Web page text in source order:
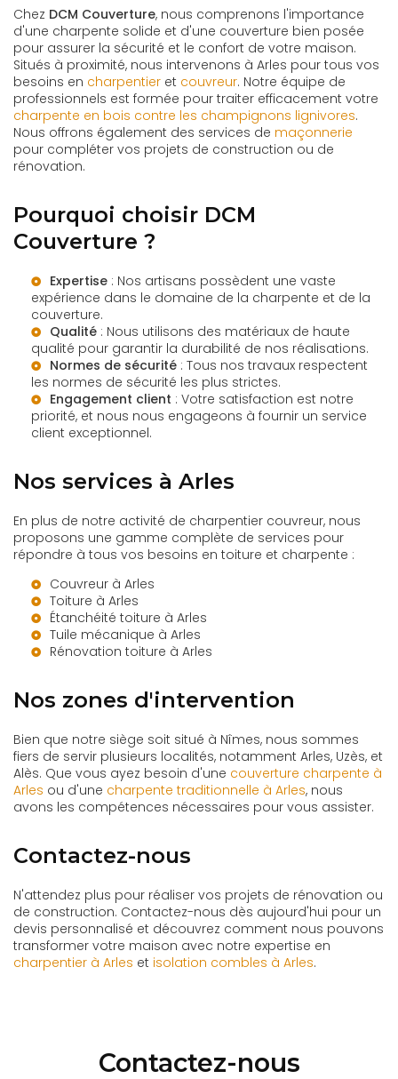
Chez DCM Couverture, nous comprenons l'importance
d'une charpente solide et d'une couverture bien posée
pour assurer la sécurité et le confort de votre maison.
Situés à proximité, nous intervenons à Arles pour tous vos
besoins en charpentier et couvreur. Notre équipe de
professionnels est formée pour traiter efficacement votre
charpente en bois contre les champignons lignivores.
Nous offrons également des services de maçonnerie
pour compléter vos projets de construction ou de
rénovation.
Pourquoi choisir DCM
Couverture ?
Expertise : Nos artisans possèdent une vaste
expérience dans le domaine de la charpente et de la
couverture.
Qualité : Nous utilisons des matériaux de haute
qualité pour garantir la durabilité de nos réalisations.
Normes de sécurité : Tous nos travaux respectent
les normes de sécurité les plus strictes.
Engagement client : Votre satisfaction est notre
priorité, et nous nous engageons à fournir un service
client exceptionnel.
Nos services à Arles
En plus de notre activité de charpentier couvreur, nous
proposons une gamme complète de services pour
répondre à tous vos besoins en toiture et charpente :
Couvreur à Arles
Toiture à Arles
Étanchéité toiture à Arles
Tuile mécanique à Arles
Rénovation toiture à Arles
Nos zones d'intervention
Bien que notre siège soit situé à Nîmes, nous sommes
fiers de servir plusieurs localités, notamment Arles, Uzès, et
Alès. Que vous ayez besoin d'une couverture charpente à
Arles ou d'une charpente traditionnelle à Arles, nous
avons les compétences nécessaires pour vous assister.
Contactez-nous
N'attendez plus pour réaliser vos projets de rénovation ou
de construction. Contactez-nous dès aujourd'hui pour un
devis personnalisé et découvrez comment nous pouvons
transformer votre maison avec notre expertise en
charpentier à Arles et isolation combles à Arles.
Contactez-nous